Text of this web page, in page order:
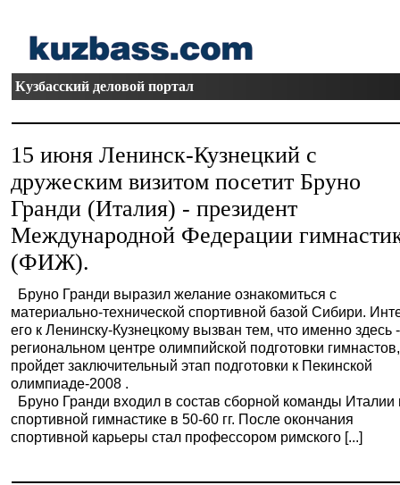
Кузбасский деловой портал
15 июня Ленинск-Кузнецкий с
дружеским визитом посетит Бруно
Гранди (Италия) - президент
Международной Федерации
(ФИЖ).
Бруно Гранди выразил желание ознакомиться с
материально-технической спортивной базой Сибири.
его к Ленинску-Кузнецкому вызван тем, что именно здесь
региональном центре олимпийской подготовки гимнастов,
пройдет заключительный этап подготовки к Пекинской
олимпиаде-2008 .
Бруно Гранди входил в состав сборной команды Италии
спортивной гимнастике в 50-60 гг. После окончания
спортивной карьеры стал профессором римского [...]